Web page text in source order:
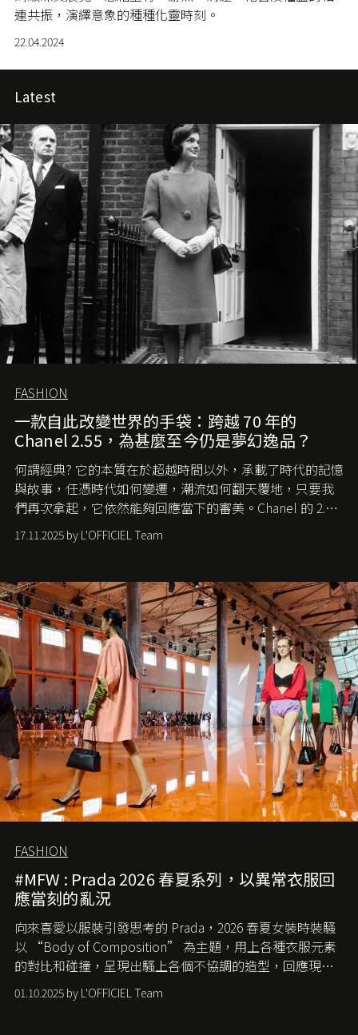
連共振，演繹意象的種種化靈時刻。
22.04.2024
Latest
FASHION
一款自此改變世界的手袋：跨越 70 年的
Chanel 2.55，為甚麼至今仍是夢幻逸品？
何謂經典? 它的本質在於超越時間以外，承載了時代的記憶
與故事，任憑時代如何變遷，潮流如何翻天覆地，只要我
們再次拿起，它依然能夠回應當下的審美。Chanel 的 2.55
手袋更是這樣存在，自問世至今，一直有着舉足輕重的地
位。如果說每個女生的第一個夢想手袋是 Chanel，那 2.55
愛它的雋永與優雅。那麼這個手袋是怎麼誕生的呢？又為
甚麼取名叫 2.55 ？今天就由《L'Officiel HK》帶你穿越流金
歲月，回顧 2.55 的誕生故事。
17.11.2025 by L'OFFICIEL Team
FASHION
#MFW : Prada 2026 春夏系列，以異常衣服回
應當刻的亂況
向來喜愛以服裝引發思考的 Prada，2026 春夏女裝時裝騷
以 “Body of Composition” 為主題，用上各種衣服元素
的對比和碰撞，呈現出騷上各個不協調的造型，回應現今
社會各種資訊、文化超載的現象。
01.10.2025 by L'OFFICIEL Team